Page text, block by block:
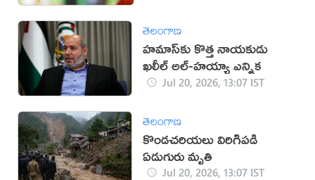
తెలంగాణ
హమాస్‌కు కొత్త నాయకుడు
ఖలీల్ అల్-హయ్యా ఎన్నిక
Jul 20, 2026, 13:07 IST
తెలంగాణ
కొండచరియలు విరిగిపడి
ఏడుగురు మృతి
Jul 20, 2026, 13:07 IST